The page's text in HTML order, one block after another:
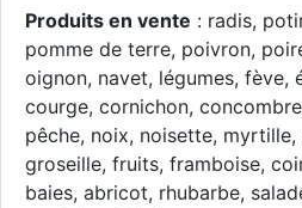
Produits en vente : radis,
pomme de terre, poivron,
oignon, navet, légumes, fève,
courge, cornichon,
pêche, noix, noisette, myrtille,
groseille, fruits, framboise,
baies, abricot, rhubarbe,